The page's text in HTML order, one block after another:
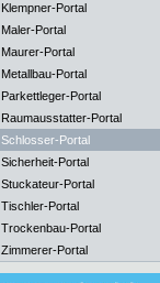
Klempner-Portal
Maler-Portal
Maurer-Portal
Metallbau-Portal
Parkettleger-Portal
Raumausstatter-Portal
Schlosser-Portal
Sicherheit-Portal
Stuckateur-Portal
Tischler-Portal
Trockenbau-Portal
Zimmerer-Portal